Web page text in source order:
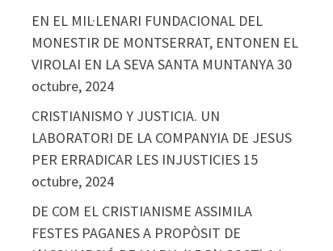
EN EL MIL·LENARI FUNDACIONAL DEL
MONESTIR DE MONTSERRAT, ENTONEN EL
VIROLAI EN LA SEVA SANTA MUNTANYA30
octubre, 2024
CRISTIANISMO Y JUSTICIA. UN
LABORATORI DE LA COMPANYIA DE JESUS
PER ERRADICAR LES INJUSTICIES 15
octubre, 2024
DE COM EL CRISTIANISME ASSIMILA
FESTES PAGANES A PROPÒSIT DE